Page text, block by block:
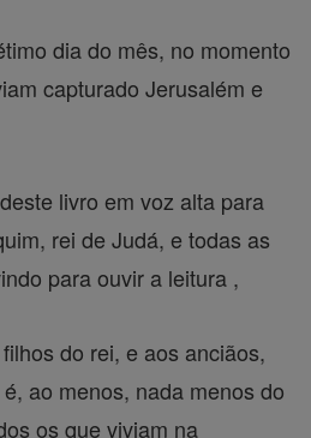
dia do mês, no momento
capturado Jerusalém e
livro em voz alta para
rei de Judá, e todas as
para ouvir a leitura ,
do rei, e aos anciãos,
ao menos, nada menos do
os que viviam na